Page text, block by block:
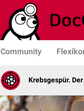
Community
Krebsgespür.